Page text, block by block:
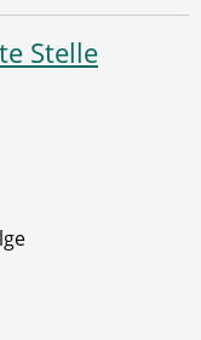
Stelle